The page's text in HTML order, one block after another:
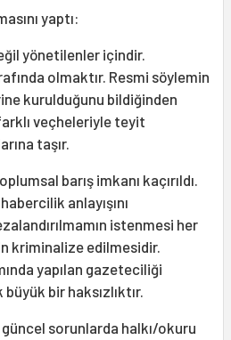
yaptı:
yönetilenler içindir.
olmaktır. Resmi söylemin
kurulduğunu bildiğinden
veçheleriyle teyit
taşır.
barış imkanı kaçırıldı.
anlayışını
istenmesi her
kriminalize edilmesidir.
yapılan gazeteciliği
bir haksızlıktır.
sorunlarda halkı/okuru